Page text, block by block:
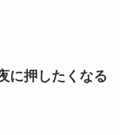
に押したくなる